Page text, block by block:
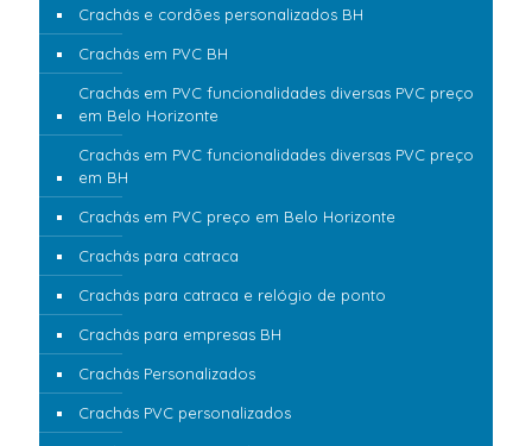
Crachás e cordões personalizados BH
Crachás em PVC BH
Crachás em PVC funcionalidades diversas PVC preço
em Belo Horizonte
Crachás em PVC funcionalidades diversas PVC preço
em BH
Crachás em PVC preço em Belo Horizonte
Crachás para catraca
Crachás para catraca e relógio de ponto
Crachás para empresas BH
Crachás Personalizados
Crachás PVC personalizados